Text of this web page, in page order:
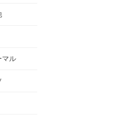
マル